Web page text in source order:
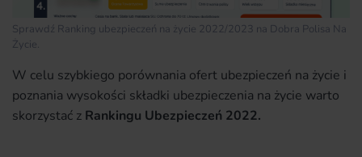
Sprawdź Ranking ubezpieczeń na życie 2022/2023 na Dobra Polisa Na
Życie.
W celu szybkiego porównania ofert ubezpieczeń na życie i
poznania wysokości składki ubezpieczenia na życie warto
skorzystać z Rankingu Ubezpieczeń 2022.